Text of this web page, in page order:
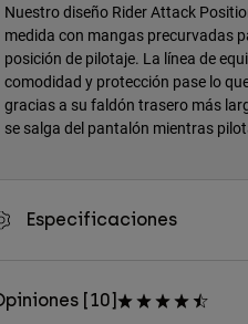
Nuestro diseño Rider Attack
medida con mangas precurvadas
posición de pilotaje. La línea de
comodidad y protección pase lo
gracias a su faldón trasero más
se salga del pantalón mientras
Especificaciones
[10]